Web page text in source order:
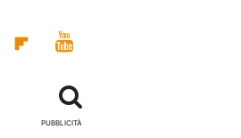
PUBBLICITÀ